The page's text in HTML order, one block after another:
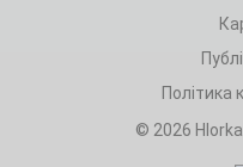
Політика
© 2026